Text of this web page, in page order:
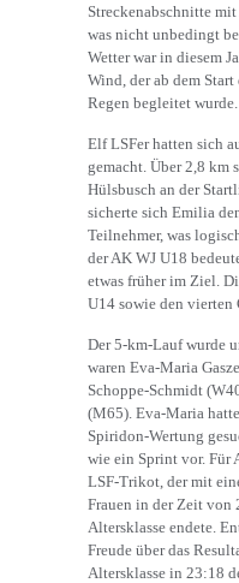
Streckenabschnitte
was nicht unbedingt
Wetter war in diesem
Wind, der ab dem
Regen begleitet wurde.
Elf LSFer hatten sich
gemacht. Über 2,8 km
Hülsbusch an der
sicherte sich Emilia
Teilnehmer, was
der AK WJ U18
etwas früher im Ziel.
U14 sowie den vierten
Der 5-km-Lauf wurde
waren Eva-Maria
Schoppe-Schmidt
(M65). Eva-Maria
Spiridon-Wertung
wie ein Sprint vor. Für
LSF-Trikot, der mit
Frauen in der Zeit von
Altersklasse endete.
Freude über das
Altersklasse in 23:18